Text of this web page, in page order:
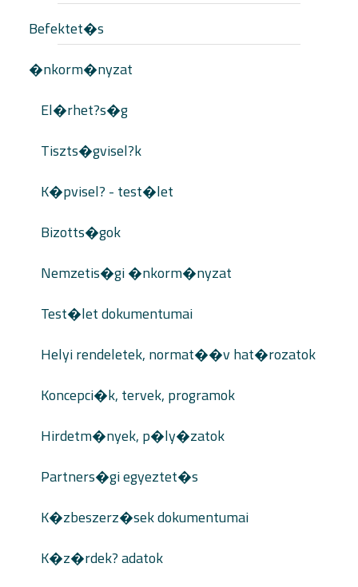
Befektet�s
�nkorm�nyzat
El�rhet?s�g
Tiszts�gvisel?k
K�pvisel? - test�let
Bizotts�gok
Nemzetis�gi �nkorm�nyzat
Test�let dokumentumai
Helyi rendeletek, normat��v hat�rozatok
Koncepci�k, tervek, programok
Hirdetm�nyek, p�ly�zatok
Partners�gi egyeztet�s
K�zbeszerz�sek dokumentumai
K�z�rdek? adatok